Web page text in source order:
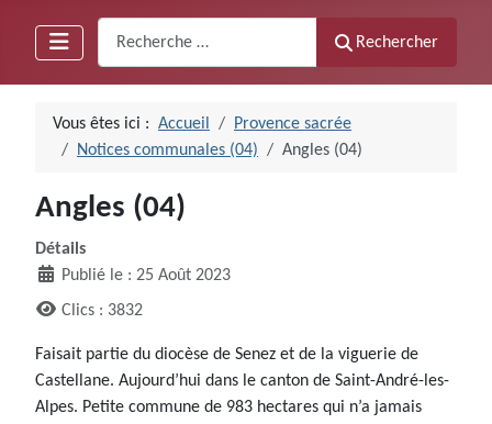
Rechercher
Vous êtes ici : Accueil
Provence sacrée
Notices communales (04)
Angles (04)
Angles (04)
Détails
Publié le : 25 Août 2023
Clics : 3832
Faisait partie du diocèse de Senez et de la viguerie de
Castellane. Aujourd’hui dans le canton de Saint-André-les-
Alpes. Petite commune de 983 hectares qui n’a jamais